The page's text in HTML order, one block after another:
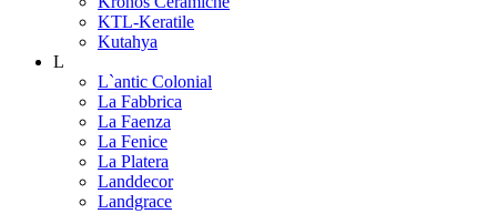
KTL-Keratile
Kutahya
L
L`antic Colonial
La Fabbrica
La Faenza
La Fenice
La Platera
Landdecor
Landgrace